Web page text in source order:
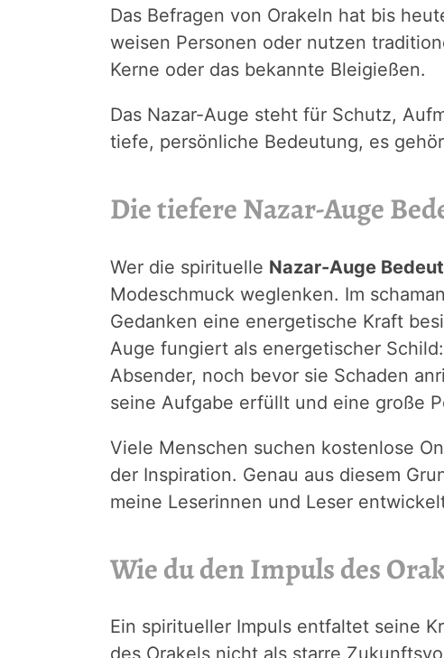
Das Befragen von Orakeln hat bis
weisen Personen oder nutzen
Kerne oder das bekannte Bleigießen.
Das Nazar-Auge steht für Schutz,
tiefe, persönliche Bedeutung, es
Die tiefere Nazar-Auge
Wer die spirituelle Nazar-Auge
Modeschmuck weglenken. Im
Gedanken eine energetische Kraft
Auge fungiert als energetischer
Absender, noch bevor sie Schaden
seine Aufgabe erfüllt und eine große
Viele Menschen suchen kostenlose
der Inspiration. Genau aus diesem
meine Leserinnen und Leser
Wie du den Impuls des
Ein spiritueller Impuls entfaltet seine